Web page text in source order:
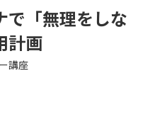
で「無理をしな
計画
講座